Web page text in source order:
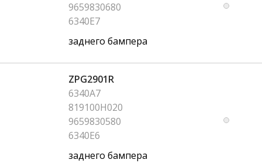
9659830680
6340E7
заднего бампера
ZPG2901R
6340A7
819100H020
9659830580
6340E6
заднего бампера